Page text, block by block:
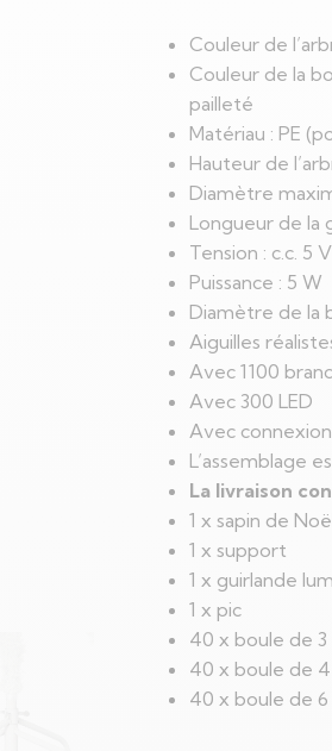
Couleur de
Couleur de la
pailleté
Matériau : PE
Hauteur de
Diamètre
Longueur de la
Tension : c.c. 5 V
Puissance : 5 W
Diamètre de la
Aiguilles
Avec 1100
Avec 300 LED
Avec connexion
L’assemblage
La livraison
1 x sapin de
1 x support
1 x guirlande
1 x pic
40 x boule de 3
40 x boule de
40 x boule de 6